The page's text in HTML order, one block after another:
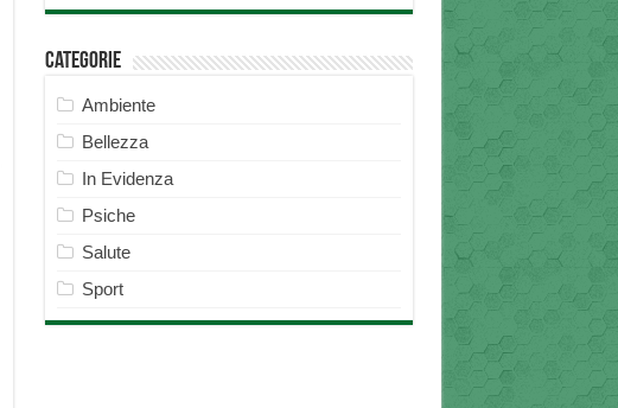
Categorie
Ambiente
Bellezza
In Evidenza
Psiche
Salute
Sport